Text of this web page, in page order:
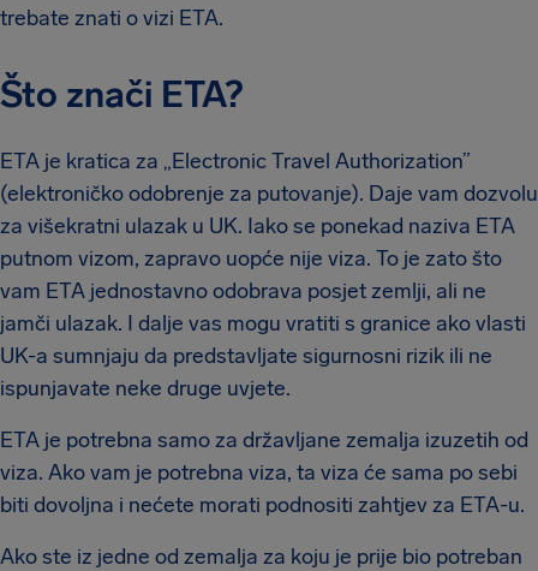
trebate znati o vizi ETA.
Što znači ETA?
ETA je kratica za „Electronic Travel Authorization”
(elektroničko odobrenje za putovanje). Daje vam dozvolu
za višekratni ulazak u UK. Iako se ponekad naziva ETA
putnom vizom, zapravo uopće nije viza. To je zato što
vam ETA jednostavno odobrava posjet zemlji, ali ne
jamči ulazak. I dalje vas mogu vratiti s granice ako vlasti
UK-a sumnjaju da predstavljate sigurnosni rizik ili ne
ispunjavate neke druge uvjete.
ETA je potrebna samo za državljane zemalja izuzetih od
viza. Ako vam je potrebna viza, ta viza će sama po sebi
biti dovoljna i nećete morati podnositi zahtjev za ETA-u.
Ako ste iz jedne od zemalja za koju je prije bio potreban